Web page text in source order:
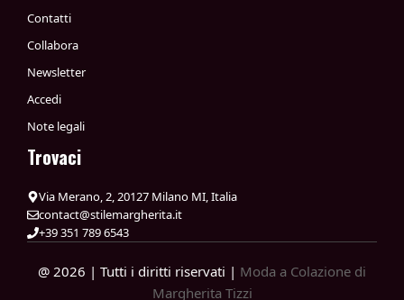
Contatti
Collabora
Newsletter
Accedi
Note legali
Trovaci
Via Merano, 2, 20127 Milano MI, Italia
contact@stilemargherita.it
+39 351 789 6543
@ 2026 | Tutti i diritti riservati | Moda a Colazione di
Margherita Tizzi